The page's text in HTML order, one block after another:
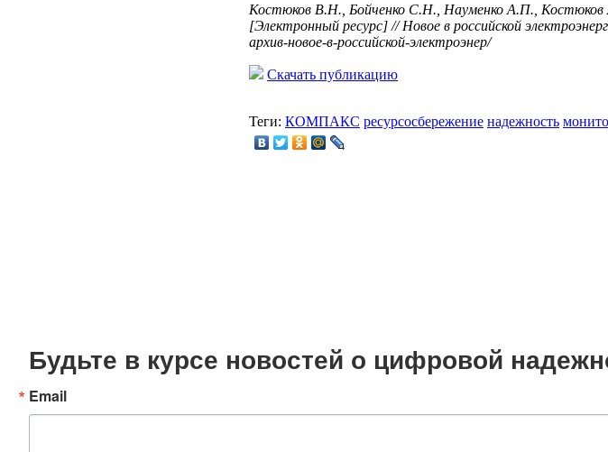
Костюков В.Н., Бойченко С.Н., Науменко А.П., Костюков
[Электронный ресурс] // Новое в российской
архив-новое-в-российской-электроэнер/
Скачать публикацию
Теги: КОМПАКС ресурсосбережение надежность
Будьте в курсе новостей о цифровой
Email